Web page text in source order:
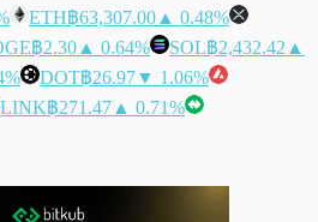
ETH฿63,307.00 ▲ 0.48%
฿2.30 ▲ 0.64% SOL฿2,432.42 ▲
DOT฿26.97▼ 1.06%
LINK฿271.47 ▲ 0.71%